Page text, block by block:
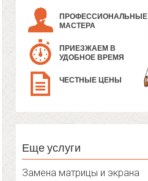
ПРОФЕССИОНАЛЬНЫЕ
МАСТЕРА
ПРИЕЗЖАЕМ В
УДОБНОЕ ВРЕМЯ
ЧЕСТНЫЕ ЦЕНЫ
Еще услуги
Замена матрицы и экрана